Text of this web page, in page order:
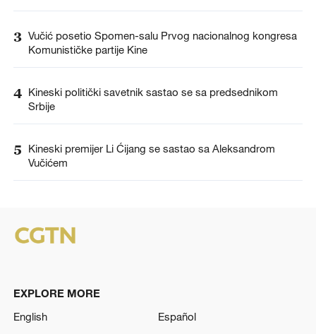
3 Vučić posetio Spomen-salu Prvog nacionalnog kongresa
Komunističke partije Kine
4 Kineski politički savetnik sastao se sa predsednikom
Srbije
5
Kineski premijer Li Ćijang se sastao sa Aleksandrom
Vučićem
EXPLORE MORE
English
Español